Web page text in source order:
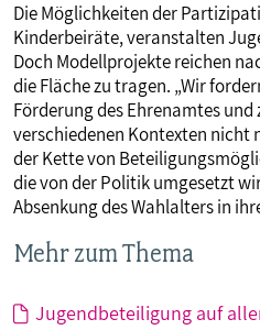
Die Möglichkeiten der
Kinderbeiräte, veranstalten
Doch Modellprojekte reichen
die Fläche zu tragen. „Wir
Förderung des Ehrenamtes
verschiedenen Kontexten nicht
der Kette von
die von der Politik umgesetzt
Absenkung des Wahlalters in
Mehr zum Thema
Jugendbeteiligung auf